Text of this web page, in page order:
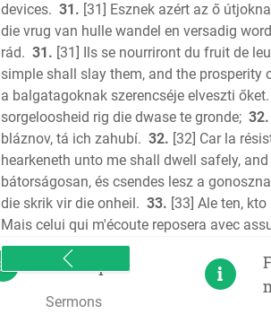
devices. 31. [31] Esznek azért az ő
die vrug van hulle wandel en versadig
rád. 31. [31] Ils se nourriront du fruit de
simple shall slay them, and the prosperity
a balgatagoknak szerencséje elveszti őket.
sorgeloosheid rig die dwase te gronde; 32.
bláznov, tá ich zahubí. 32. [32] Car la
hearkeneth unto me shall dwell safely,
bátorságosan, és csendes lesz a
die skrik vir die onheil. 33. [33] Ale ten,
Mais celui qui m'écoute reposera avec
sitemap
Sermons